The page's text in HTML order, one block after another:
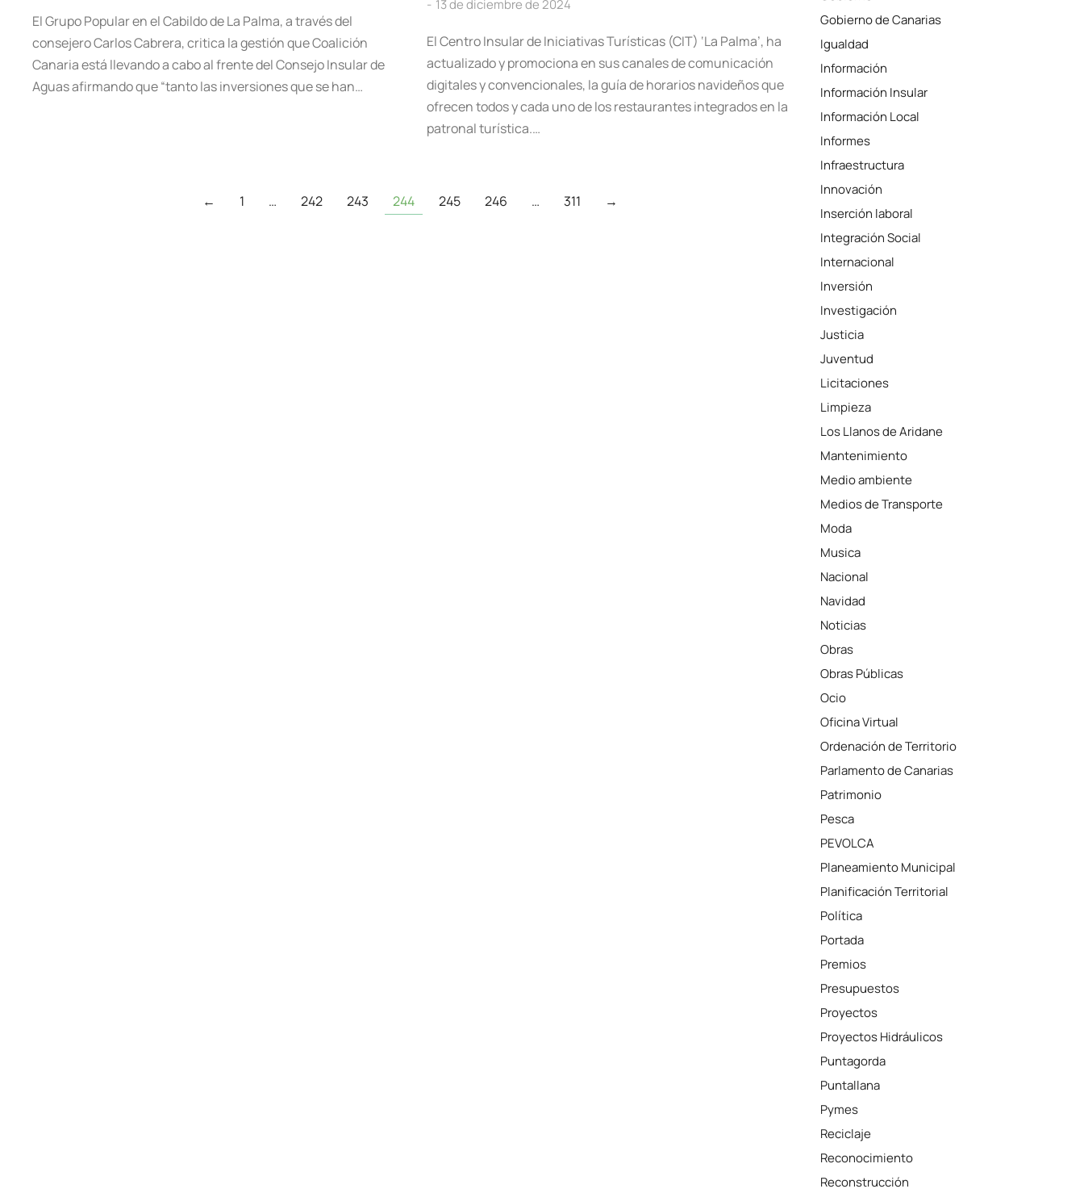
El Grupo Popular en el Cabildo de La Palma, a través del
consejero Carlos Cabrera, critica la gestión que Coalición
Canaria está llevando a cabo al frente del Consejo Insular de
Aguas afirmando que “tanto las inversiones que se han…
13 de diciembre de 2024
El Centro Insular de Iniciativas Turísticas (CIT) ‘La Palma’, ha
actualizado y promociona en sus canales de comunicación
digitales y convencionales, la guía de horarios navideños que
ofrecen todos y cada uno de los restaurantes integrados en la
patronal turística.…
← 1 … 242 243 244 245 246 … 311 →
Gobierno de Canarias
Igualdad
Información
Información Insular
Información Local
Informes
Infraestructura
Innovación
Inserción laboral
Integración Social
Internacional
Inversión
Investigación
Justicia
Juventud
Licitaciones
Limpieza
Los Llanos de Aridane
Mantenimiento
Medio ambiente
Medios de Transporte
Moda
Musica
Nacional
Navidad
Noticias
Obras
Obras Públicas
Ocio
Oficina Virtual
Ordenación de Territorio
Parlamento de Canarias
Patrimonio
Pesca
PEVOLCA
Planeamiento Municipal
Planificación Territorial
Política
Portada
Premios
Presupuestos
Proyectos
Proyectos Hidráulicos
Puntagorda
Puntallana
Pymes
Reciclaje
Reconocimiento
Reconstrucción